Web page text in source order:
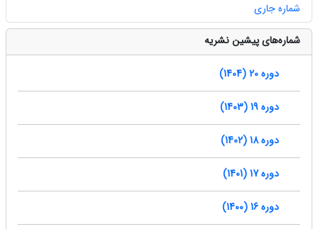
شماره جاری
شماره‌های پیشین نشریه
دوره 20 (1404)
دوره 19 (1403)
دوره 18 (1402)
دوره 17 (1401)
دوره 16 (1400)